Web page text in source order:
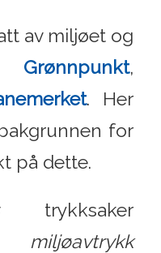
av miljøet og
Grønnpunkt,
. Her
for
på dette.
miljøavtrykk